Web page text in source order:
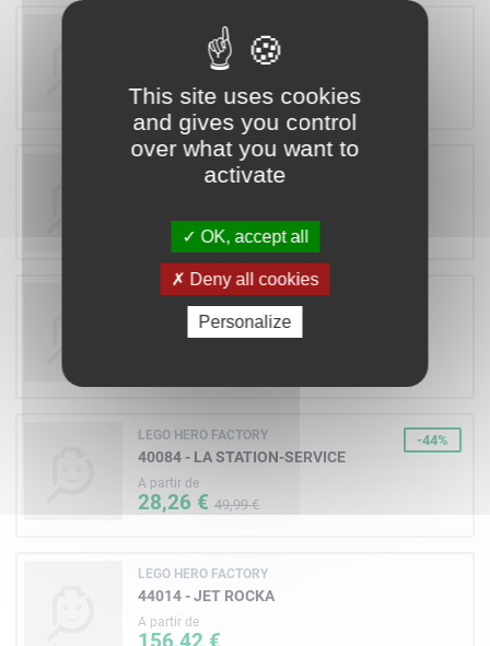
LEGO HERO FACTORY
44020 - FLYER BEAST VS. BREEZ
171,18 €
LEGO HERO FACTORY
44002 - ROCKA
LEGO HERO FACTORY
44007 - OGRUM
LEGO HERO FACTORY
40084 - LA STATION-SERVICE
A partir de
28,26 € 49,99 €
-44%
LEGO HERO FACTORY
44014 - JET ROCKA
A partir de
156,42 €
This site uses cookies
and gives you control
over what you want to
activate
OK, accept all
Deny all cookies
Personalize